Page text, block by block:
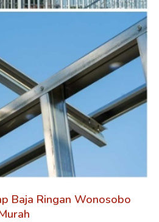
Baja Ringan Wonosobo